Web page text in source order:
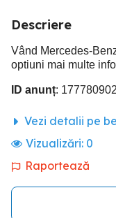
Descriere
Vând Mercedes-
optiuni mai multe
ID anunț:
Vezi detalii pe
Vizualizări: 0
Raportează